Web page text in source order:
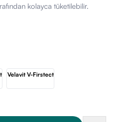
kolayca tüketilebilir.
Velavit V-Firstect